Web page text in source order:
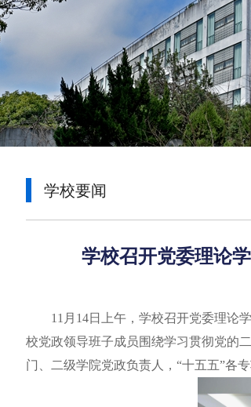
学校要闻
学校召开党委理论
11月14日上午，学校召开党委理论
校党政领导班子成员围绕学习贯彻党的
门、二级学院党政负责人，“十五五”各